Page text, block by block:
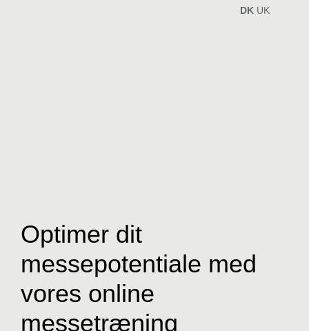
Optimer dit
messepotentiale med
vores online
messetræning